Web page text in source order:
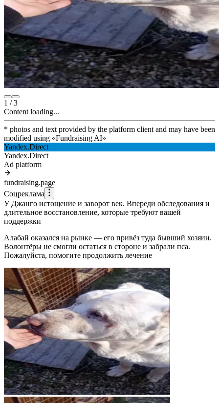
1 /3
Content loading...
* photos and text provided by the platform client and may have been
modified using «Fundraising AI»
Yandex.Direct
Yandex.Direct
Ad platform
fundraising.page
Соцреклама
У Джанго истощение и заворот век. Впереди обследования и
длительное восстановление, которые требуют вашей
поддержки
Алабай оказался на рынке — его привёз туда бывший хозяин.
Волонтёры не смогли остаться в стороне и забрали пса.
Пожалуйста, помогите продолжить лечение